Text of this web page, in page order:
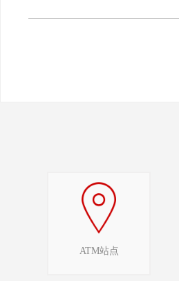
ATM站点